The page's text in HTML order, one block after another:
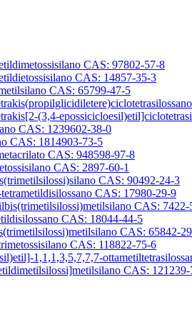
CAS: 97802-57-8
CAS: 14857-35-3
CAS: 65799-47-5
(3,4-
CAS: 1239602-38-0
CAS: 1814903-73-5
CAS: 948598-97-8
CAS: 2897-60-1
CAS: 90492-24-3
CAS: 17980-29-9
CAS: 7422-
CAS: 18044-44-5
CAS: 65842-
CAS: 118822-75-6
1,1,1,3,5,7,7,7-
CAS: 121239-